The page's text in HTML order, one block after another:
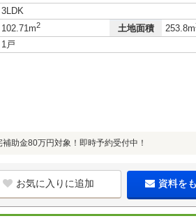
3LDK
102.71m2 土地面積 253.8m
1戸
助金80万円対象！即時予約受付中！
お気に入りに追加 資料を